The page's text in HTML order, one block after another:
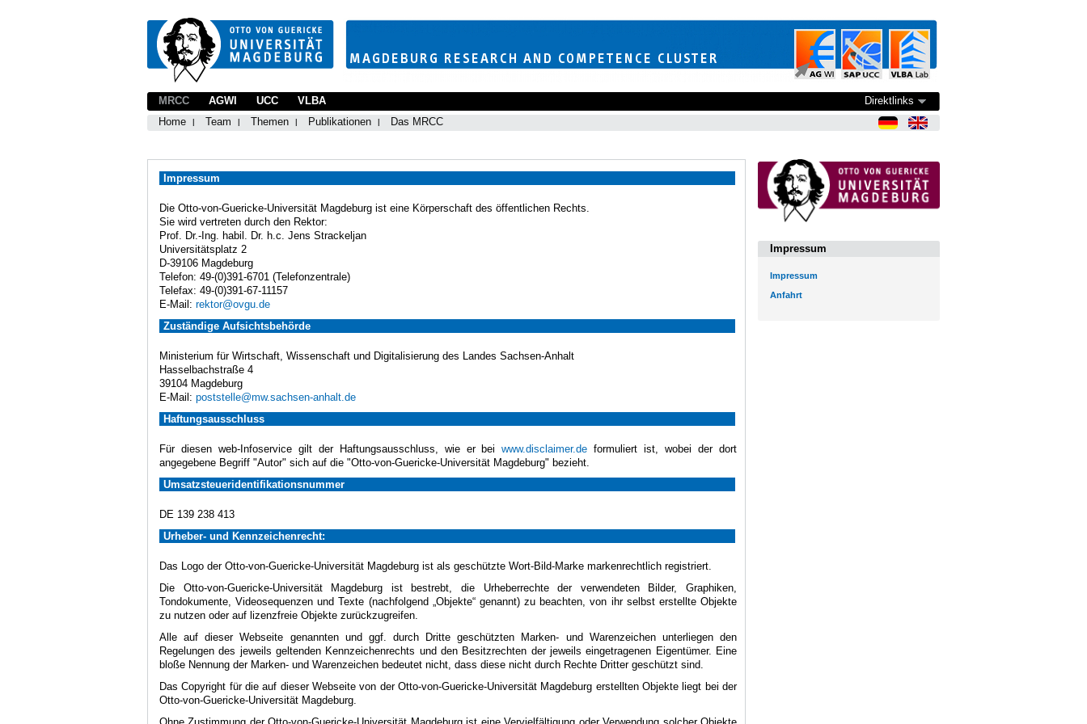
MRCC
Home
Team Themen Publikationen Das MRCC
AGWI UCC VLBA Direktlinks
Impressum
Die Otto-von-Guericke-Universität Magdeburg ist eine Körperschaft des öffentlichen Rechts.
Sie wird vertreten durch den Rektor:
Prof. Dr.-Ing. habil. Dr. h.c. Jens Strackeljan
Universitätsplatz 2
D-39106 Magdeburg
Telefon: 49-(0)391-6701 (Telefonzentrale)
Telefax: 49-(0)391-67-11157
E-Mail: rektor@ovgu.de
Zuständige Aufsichtsbehörde
Ministerium für Wirtschaft, Wissenschaft und Digitalisierung des Landes Sachsen-Anhalt
Hasselbachstraße 4
39104 Magdeburg
E-Mail: poststelle@mw.sachsen-anhalt.de
Haftungsausschluss
Für diesen web-Infoservice gilt der Haftungsausschluss, wie er beiwww.disclaimer.de formuliert ist, wobei der dort
angegebene Begriff "Autor" sich auf die "Otto-von-Guericke-Universität Magdeburg" bezieht.
Umsatzsteueridentifikationsnummer
DE 139 238 413
Urheber- und Kennzeichenrecht:
Das Logo der Otto-von-Guericke-Universität Magdeburg ist als geschützte Wort-Bild-Marke markenrechtlich registriert.
Die Otto-von-Guericke-Universität Magdeburg ist bestrebt, die Urheberrechte der verwendeten Bilder, Graphiken,
Tondokumente, Videosequenzen und Texte (nachfolgend „Objekte“ genannt) zu beachten, von ihr selbst erstellte Objekte
zu nutzen oder auf lizenzfreie Objekte zurückzugreifen.
Alle auf dieser Webseite genannten und ggf. durch Dritte geschützten Marken- und Warenzeichen unterliegen den
Regelungen des jeweils geltenden Kennzeichenrechts und den Besitzrechten der jeweils eingetragenen Eigentümer. Eine
bloße Nennung der Marken- und Warenzeichen bedeutet nicht, dass diese nicht durch Rechte Dritter geschützt sind.
Das Copyright für die auf dieser Webseite von der Otto-von-Guericke-Universität Magdeburg erstellten Objekte liegt bei der
Otto-von-Guericke-Universität Magdeburg.
Impressum
Impressum
Anfahrt